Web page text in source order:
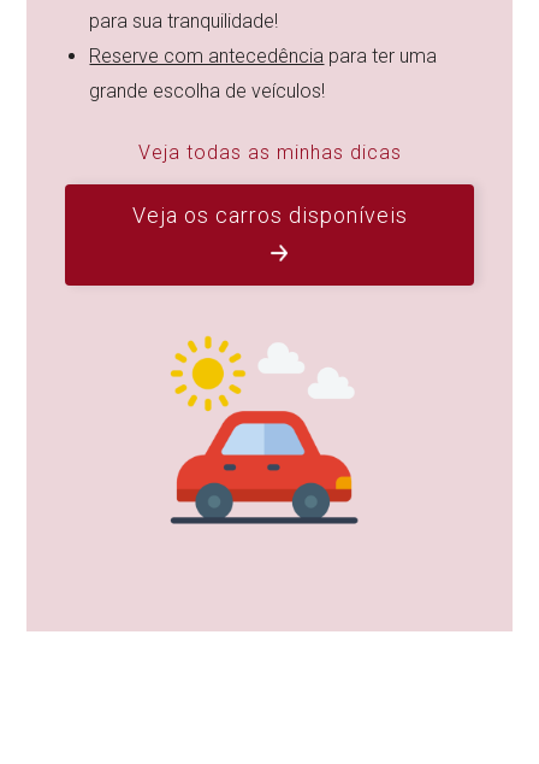
para sua tranquilidade!
Reserve com antecedência para ter uma
grande escolha de veículos!
Veja todas as minhas dicas
Veja os carros disponíveis